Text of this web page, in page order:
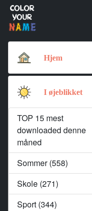
Hjem
I øjeblikket
TOP 15 mest
downloaded denne
måned
Sommer (558)
Skole (271)
Sport (344)